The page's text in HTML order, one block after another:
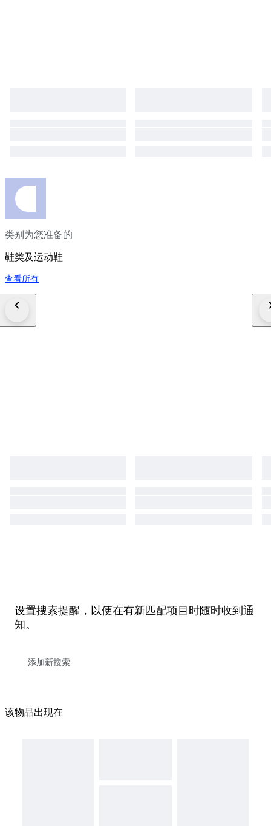
类别为您准备的
鞋类及运动鞋
查看所有
设置搜索提醒，以便在有新匹配项目时随时收到通
知。
该物品出现在